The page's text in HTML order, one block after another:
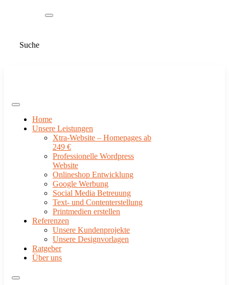
Suche
Home
Unsere Leistungen
Xtra-Website – Homepages ab
249 €
Professionelle Wordpress
Website
Onlineshop Entwicklung
Google Werbung
Social Media Betreuung
Text- und Contenterstellung
Printmedien erstellen
Referenzen
Unsere Kundenprojekte
Unsere Designvorlagen
Ratgeber
Über uns